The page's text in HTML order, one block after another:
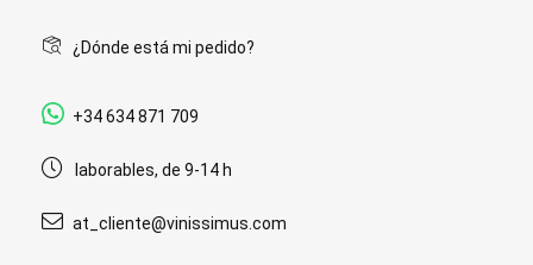
¿Dónde está mi pedido?
+34 634 871 709
laborables, de 9-14 h
at_cliente@vinissimus.com